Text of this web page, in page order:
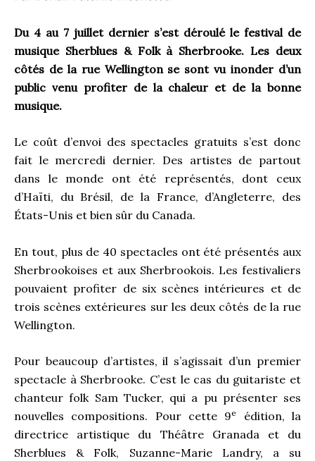
Du 4 au 7 juillet dernier s’est déroulé le festival de
musique Sherblues & Folk à Sherbrooke. Les deux
côtés de la rue Wellington se sont vu inonder d’un
public venu profiter de la chaleur et de la bonne
musique.
Le coût d’envoi des spectacles gratuits s’est donc
fait le mercredi dernier. Des artistes de partout
dans le monde ont été représentés, dont ceux
d’Haïti, du Brésil, de la France, d’Angleterre, des
États-Unis et bien sûr du Canada.
En tout, plus de 40 spectacles ont été présentés aux
Sherbrookoises et aux Sherbrookois. Les festivaliers
pouvaient profiter de six scènes intérieures et de
trois scènes extérieures sur les deux côtés de la rue
Wellington.
Pour beaucoup d’artistes, il s’agissait d’un premier
spectacle à Sherbrooke. C’est le cas du guitariste et
chanteur folk Sam Tucker, qui a pu présenter ses
nouvelles compositions. Pour cette 9e
édition, la
directrice artistique du Théâtre Granada et du
Sherblues & Folk, Suzanne-Marie Landry, a su